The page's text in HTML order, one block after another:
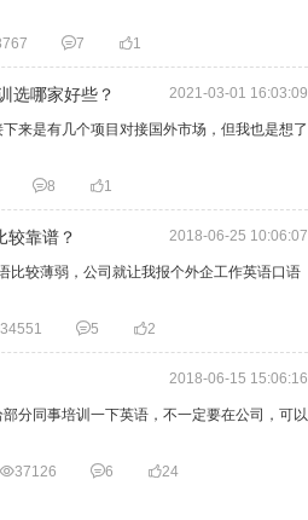
7 1
选哪家好些？ 2021-03-01 16:03:09
来是有几个项目对接国外市场，但我也是想了
8 1
较靠谱？ 2018-06-25 10:06:07
比较薄弱，公司就让我报个外企工作英语口语
34551 5 2
2018-06-15 15:06:16
分同事培训一下英语，不一定要在公司，可以
37126 6 24